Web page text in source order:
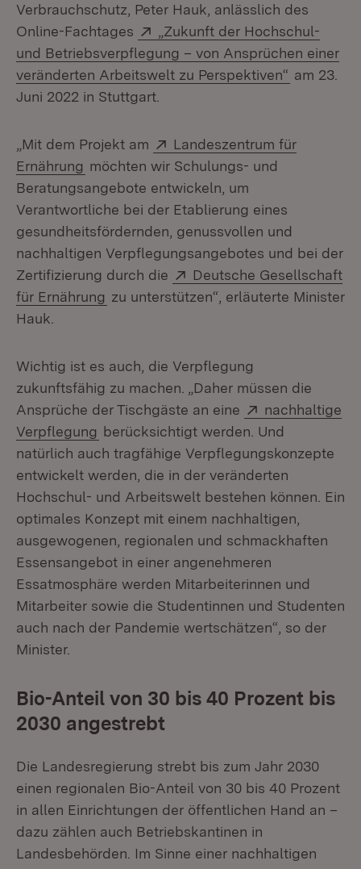
Verbrauchschutz, Peter Hauk, anlässlich des
Online-Fachtages
Extern:
„Zukunft der Hochschul-
und Betriebsverpflegung – von Ansprüchen einer
veränderten Arbeitswelt zu Perspektiven“ (Öffnet in
am 23.
Juni 2022 in Stuttgart.
„Mit dem Projekt am Extern:
Landeszentrum für
Ernährung (Öffnet in neuem Fenster)
möchten wir Schulungs- und
Beratungsangebote entwickeln, um
Verantwortliche bei der Etablierung eines
gesundheitsfördernden, genussvollen und
nachhaltigen Verpflegungsangebotes und bei der
Zertifizierung durch die
Extern:
Deutsche Gesellschaft
für Ernährung (Öffnet in neuem Fenster)
zu unterstützen“, erläuterte Minister
Hauk.
Wichtig ist es auch, die Verpflegung
zukunftsfähig zu machen. „Daher müssen die
Ansprüche der Tischgäste an eine
Extern:
nachhaltige
Verpflegung (Öffnet in neuem Fenster)
berücksichtigt werden. Und
natürlich auch tragfähige Verpflegungskonzepte
entwickelt werden, die in der veränderten
Hochschul- und Arbeitswelt bestehen können. Ein
optimales Konzept mit einem nachhaltigen,
ausgewogenen, regionalen und schmackhaften
Essensangebot in einer angenehmeren
Essatmosphäre werden Mitarbeiterinnen und
Mitarbeiter sowie die Studentinnen und Studenten
auch nach der Pandemie wertschätzen“, so der
Minister.
Bio-Anteil von 30 bis 40 Prozent bis
2030 angestrebt
Die Landesregierung strebt bis zum Jahr 2030
einen regionalen Bio-Anteil von 30 bis 40 Prozent
in allen Einrichtungen der öffentlichen Hand an –
dazu zählen auch Betriebskantinen in
Landesbehörden. Im Sinne einer nachhaltigen